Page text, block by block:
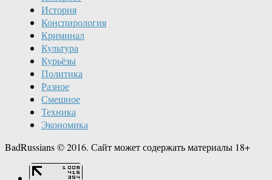
История
Конспирология
Криминал
Культура
Курьёзы
Политика
Разное
Смешное
Техника
Экономика
BadRussians © 2016. Сайт может содержать материалы 18+